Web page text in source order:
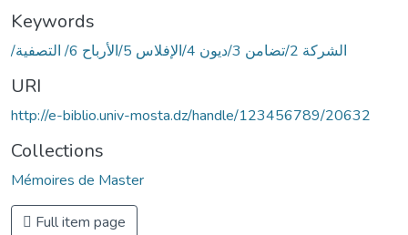
Keywords
/الشركة 2/تضامن 3/ديون 4/الإفلاس 5/الأرباح 6/ التصفية
URI
http://e-biblio.univ-mosta.dz/handle/123456789/20632
Collections
Mémoires de Master
Full item page